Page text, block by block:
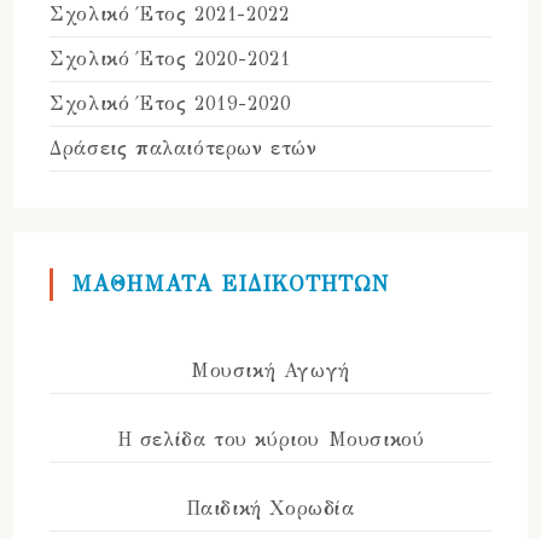
Σχολικό Έτος 2021-2022
Σχολικό Έτος 2020-2021
Σχολικό Έτος 2019-2020
Δράσεις παλαιότερων ετών
ΜΑΘΗΜΑΤΑ ΕΙΔΙΚΟΤΗΤΩΝ
Μουσική Αγωγή
Η σελίδα του κύριου Μουσικού
Παιδική Χορωδία